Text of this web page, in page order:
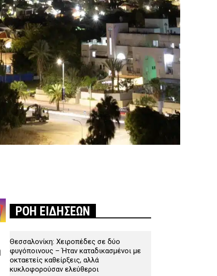
ΡΟΗ ΕΙΔΗΣΕΩΝ
Θεσσαλονίκη: Χειροπέδες σε δύο
φυγόποινους – Ήταν καταδικασμένοι με
οκταετείς καθείρξεις, αλλά
κυκλοφορούσαν ελεύθεροι